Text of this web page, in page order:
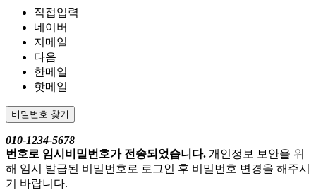
직접입력
네이버
지메일
다음
한메일
핫메일
비밀번호 찾기
010-1234-5678
번호로 임시비밀번호가 전송되었습니다. 개인정보 보안을 위
해 임시 발급된 비밀번호로 로그인 후 비밀번호 변경을 해주시
기 바랍니다.